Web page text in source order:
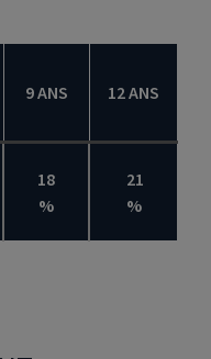
9 ANS 12 ANS
18
%
21
%